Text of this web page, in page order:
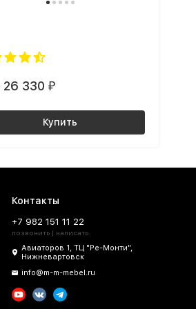
26 330 ₽
Купить
Контакты
+7 982 151 11 22
позвонить | написать
Авиаторов 1, ТЦ "Ре-Монти",
Нижневартовск
info@m-m-mebel.ru